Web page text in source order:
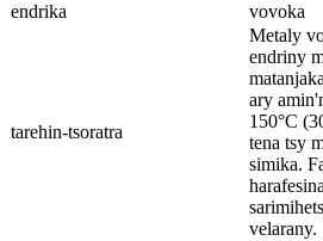
endrika
vovoka
tarehin-tsoratra
Metaly
endriny
ary
150°C
tena tsy
simika.
velarany.